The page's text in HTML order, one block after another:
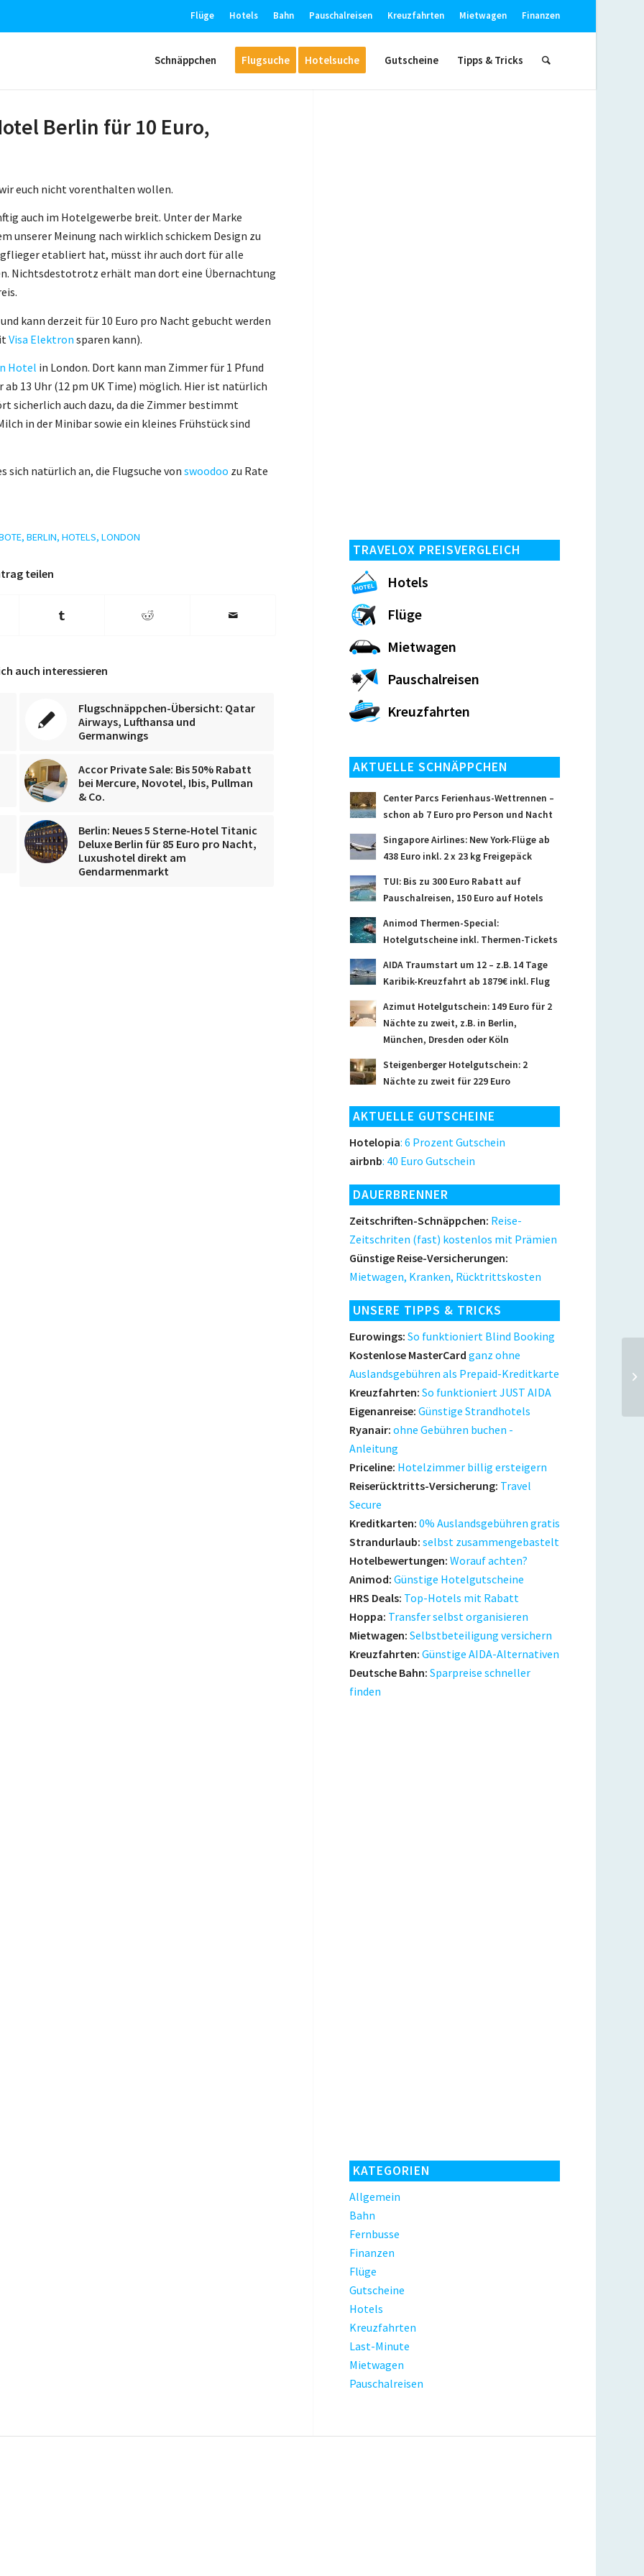
Flüge Hotels Bahn Pauschalreisen Kreuzfahrten Mietwagen Finanzen
Schnäppchen Flugsuche Hotelsuche Gutscheine Tipps & Tricks
Berlin für 10 Euro,
euch nicht vorenthalten wollen.
auch im Hotelgewerbe breit. Unter der Marke
Meinung nach wirklich schickem Design zu
etabliert hat, müsst ihr auch dort für alle
Nichtsdestotrotz erhält man dort eine Übernachtung
kann derzeit für 10 Euro pro Nacht gebucht werden
Visa Elektron sparen kann).
Hotel in London. Dort kann man Zimmer für 1 Pfund
ab 13 Uhr (12 pm UK Time) möglich. Hier ist natürlich
sicherlich auch dazu, da die Zimmer bestimmt
in der Minibar sowie ein kleines Frühstück sind
sich natürlich an, die Flugsuche vonswoodoo zu Rate
, BERLIN, HOTELS, LONDON
teilen
auch interessieren
Flugschnäppchen-Übersicht: Qatar
Airways, Lufthansa und
Germanwings
Accor Private Sale: Bis 50% Rabatt
bei Mercure, Novotel, Ibis, Pullman
& Co.
Berlin: Neues 5 Sterne-Hotel Titanic
Deluxe Berlin für 85 Euro pro Nacht,
Luxushotel direkt am
Gendarmenmarkt
TRAVELOX PREISVERGLEICH
Hotels
Flüge
Mietwagen
Pauschalreisen
Kreuzfahrten
AKTUELLE SCHNÄPPCHEN
Center Parcs Ferienhaus-Wettrennen –
schon ab 7 Euro pro Person und Nacht
Singapore Airlines: New York-Flüge ab
438 Euro inkl. 2 x 23 kg Freigepäck
TUI: Bis zu 300 Euro Rabatt auf
Pauschalreisen, 150 Euro auf Hotels
Animod Thermen-Special:
Hotelgutscheine inkl. Thermen-Tickets
AIDA Traumstart um 12 – z.B. 14 Tage
Karibik-Kreuzfahrt ab 1879€ inkl. Flug
Azimut Hotelgutschein: 149 Euro für 2
Nächte zu zweit, z.B. in Berlin,
München, Dresden oder Köln
Steigenberger Hotelgutschein: 2
Nächte zu zweit für 229 Euro
AKTUELLE GUTSCHEINE
Hotelopia: 6 Prozent Gutschein
airbnb: 40 Euro Gutschein
DAUERBRENNER
Zeitschriften-Schnäppchen: Reise-
Zeitschriten (fast) kostenlos mit Prämien
Günstige Reise-Versicherungen:
Mietwagen, Kranken, Rücktrittskosten
UNSERE TIPPS & TRICKS
Eurowings: So funktioniert Blind Booking
Kostenlose MasterCard ganz ohne
Auslandsgebühren als Prepaid-Kreditkarte
Kreuzfahrten: So funktioniert JUST AIDA
Eigenanreise: Günstige Strandhotels
Ryanair: ohne Gebühren buchen -
Anleitung
Priceline: Hotelzimmer billig ersteigern
Reiserücktritts-Versicherung: Travel
Secure
Kreditkarten: 0% Auslandsgebühren gratis
Strandurlaub: selbst zusammengebastelt
Hotelbewertungen: Worauf achten?
Animod: Günstige Hotelgutscheine
HRS Deals: Top-Hotels mit Rabatt
Hoppa: Transfer selbst organisieren
Mietwagen: Selbstbeteiligung versichern
Kreuzfahrten: Günstige AIDA-Alternativen
Deutsche Bahn: Sparpreise schneller
finden
KATEGORIEN
Allgemein
Bahn
Fernbusse
Finanzen
Flüge
Gutscheine
Hotels
Kreuzfahrten
Last-Minute
Mietwagen
Pauschalreisen